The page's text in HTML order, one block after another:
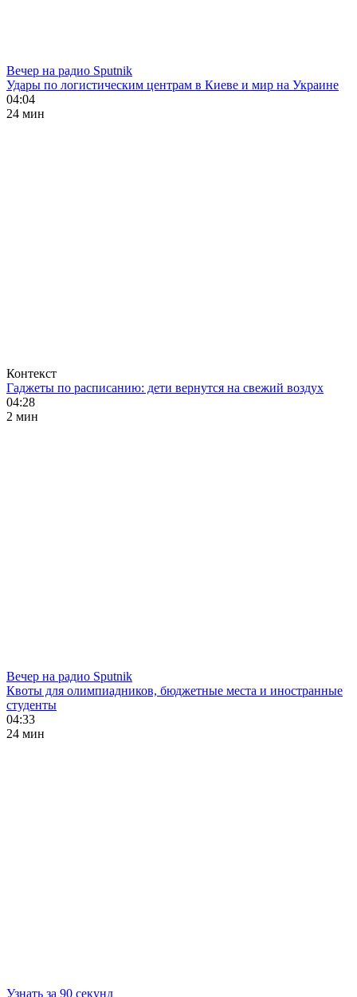
Вечер на радио Sputnik
Удары по логистическим центрам в Киеве и мир на Украине
04:04
24 мин
Контекст
Гаджеты по расписанию: дети вернутся на свежий воздух
04:28
2 мин
Вечер на радио Sputnik
Квоты для олимпиадников, бюджетные места и иностранные
студенты
04:33
24 мин
Узнать за 90 секунд